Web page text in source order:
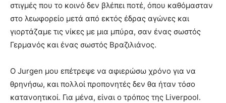
στιγμές που το κοινό δεν βλέπει ποτέ, όπου καθόμασταν
στο λεωφορείο μετά από εκτός έδρας αγώνες και
γιορτάζαμε τις νίκες με μια μπύρα, σαν ένας σωστός
Γερμανός και ένας σωστός Βραζιλιάνος.
Ο Jurgen μου επέτρεψε να αφιερώσω χρόνο για να
θρηνήσω, και πολλοί προπονητές δεν θα ήταν τόσο
κατανοητικοί. Για μένα, είναι ο τρόπος της Liverpool.